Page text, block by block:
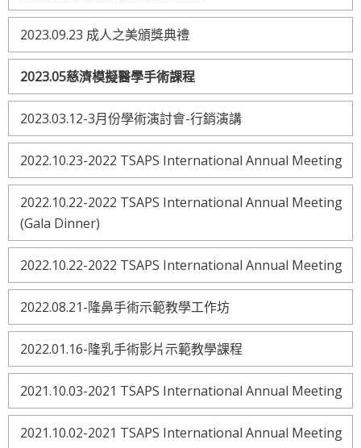
2023.09.23 成人之美頒獎典禮
2023.05慈濟模擬醫學手術課程
2023.03.12-3月份學術演討會-行銷演講
2022.10.23-2022 TSAPS International Annual Meeting
2022.10.22-2022 TSAPS International Annual Meeting
(Gala Dinner)
2022.10.22-2022 TSAPS International Annual Meeting
2022.08.21-隆鼻手術示範教學工作坊
2022.01.16-隆乳手術影片示範教學課程
2021.10.03-2021 TSAPS International Annual Meeting
2021.10.02-2021 TSAPS International Annual Meeting